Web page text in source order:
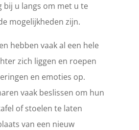
bij u langs om met u te
mogelijkheden zijn.
hebben vaak al een hele
zich liggen en roepen
en emoties op.
vaak beslissen om hun
of stoelen te laten
van een nieuw